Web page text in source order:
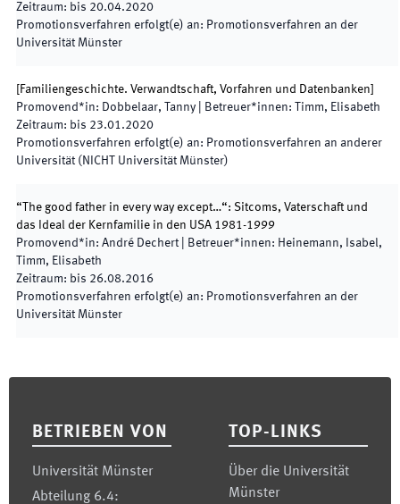
Zeitraum: bis 20.04.2020
Promotionsverfahren erfolgt(e) an: Promotionsverfahren an der
Universität Münster
[Familiengeschichte. Verwandtschaft, Vorfahren und Datenbanken]
Promovend*in: Dobbelaar, Tanny Betreuer*innen:
Timm, Elisabeth
Zeitraum: bis 23.01.2020
Promotionsverfahren erfolgt(e) an: Promotionsverfahren an anderer
Universität (NICHT Universität Münster)
“The good father in every way except…“: Sitcoms, Vaterschaft und
das Ideal der Kernfamilie in den USA 1981-1999
Promovend*in: André Dechert Betreuer*innen: Heinemann, Isabel,
Timm, Elisabeth
Zeitraum: bis 26.08.2016
Promotionsverfahren erfolgt(e) an: Promotionsverfahren an der
Universität Münster
BETRIEBEN VON
Universität Münster
Abteilung 6.4:
TOP-LINKS
Über die Universität
Münster